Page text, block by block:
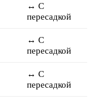
↔ С
пересадкой
↔ С
пересадкой
↔ С
пересадкой